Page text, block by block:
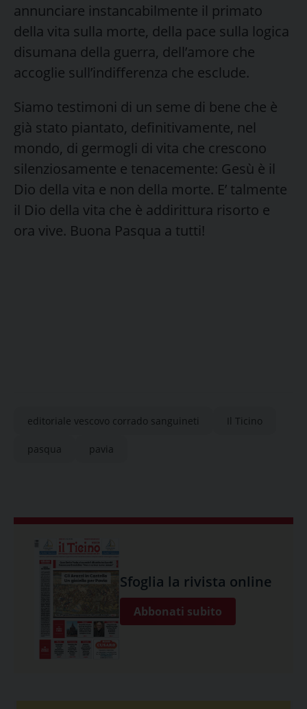
annunciare instancabilmente il primato
della vita sulla morte, della pace sulla logica
disumana della guerra, dell’amore che
accoglie sull’indifferenza che esclude.
Siamo testimoni di un seme di bene che è
già stato piantato, definitivamente, nel
mondo, di germogli di vita che crescono
silenziosamente e tenacemente: Gesù è il
Dio della vita e non della morte. E’ talmente
il Dio della vita che è addirittura risorto e
ora vive. Buona Pasqua a tutti!
editoriale vescovo corrado sanguineti Il Ticino
pasqua pavia
Sfoglia la rivista online
Abbonati subito